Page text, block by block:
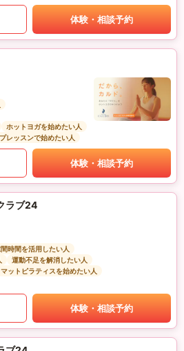
体験・相談予約
ホットヨガを始めたい人
レッスンで始めたい人
体験・相談予約
ラブ24
間時間を活用したい人
運動不足を解消したい人
マットピラティスを始めたい人
体験・相談予約